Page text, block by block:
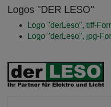
Logos "DER LESO"
Logo "derLeso", tiff-
Logo "derLeso", jpg-